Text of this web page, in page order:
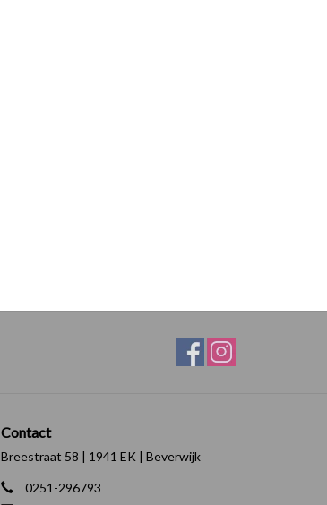
Contact
Breestraat 58 | 1941 EK | Beverwijk
0251-296793